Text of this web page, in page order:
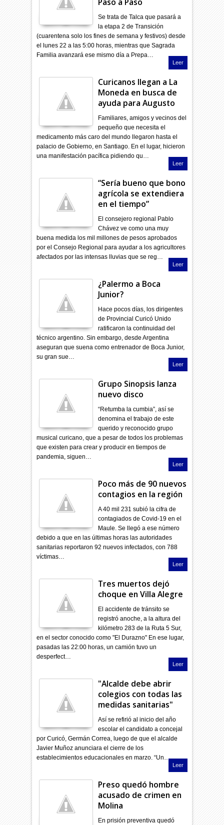
Se trata de Talca que pasará a
la etapa 2 de Transición
(cuarentena solo los fines de semana y festivos) desde
el lunes 22 a las 5:00 horas, mientras que Sagrada
Familia avanzará ese mismo día a Prepa…
Leer
Curicanos llegan a La
Moneda en busca de
ayuda para Augusto
Familiares, amigos y vecinos del
pequeño que necesita el
medicamento más caro del mundo llegaron hasta el
palacio de Gobierno, en Santiago. En el lugar, hicieron
una manifestación pacífica pidiendo qu…
Leer
“Sería bueno que bono
agrícola se extendiera
en el tiempo”
El consejero regional Pablo
Chávez ve como una muy
buena medida los mil millones de pesos aprobados
por el Consejo Regional para ayudar a los agricultores
afectados por las intensas lluvias que se reg…
Leer
¿Palermo a Boca
Junior?
Hace pocos días, los dirigentes
de Provincial Curicó Unido
ratificaron la continuidad del
técnico argentino. Sin embargo, desde Argentina
aseguran que suena como entrenador de Boca Junior,
su gran sue…
Leer
Grupo Sinopsis lanza
nuevo disco
“Retumba la cumbia”, así se
denomina el trabajo de este
querido y reconocido grupo
musical curicano, que a pesar de todos los problemas
que existen para crear y producir en tiempos de
pandemia, siguen…
Leer
Poco más de 90 nuevos
contagios en la región
A 40 mil 231 subió la cifra de
contagiados de Covid-19 en el
Maule. Se llegó a ese número
debido a que en las últimas horas las autoridades
sanitarias reportaron 92 nuevos infectados, con 788
víctimas…
Leer
Tres muertos dejó
choque en Villa Alegre
El accidente de tránsito se
registró anoche, a la altura del
kilómetro 283 de la Ruta 5 Sur,
en el sector conocido como "El Durazno" En ese lugar,
pasadas las 22:00 horas, un camión tuvo un
desperfect…
Leer
"Alcalde debe abrir
colegios con todas las
medidas sanitarias"
Así se refirió al inicio del año
escolar el candidato a concejal
por Curicó, Germán Correa, luego de que el alcalde
Javier Muñoz anunciara el cierre de los
establecimientos educacionales en marzo. “Un…
Leer
Preso quedó hombre
acusado de crimen en
Molina
En prisión preventiva quedó